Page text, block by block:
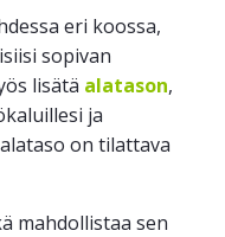
eri koossa,
sopivan
lisätä alatason,
ja
on tilattava
mahdollistaa sen